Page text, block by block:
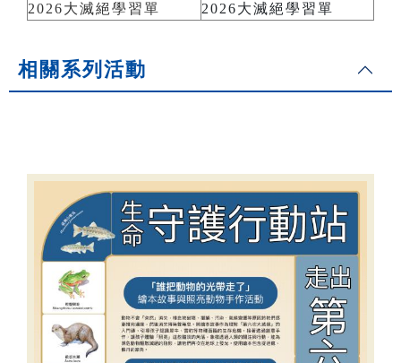
2026大滅絕學習單
2026大滅絕學習單
相關系列活動